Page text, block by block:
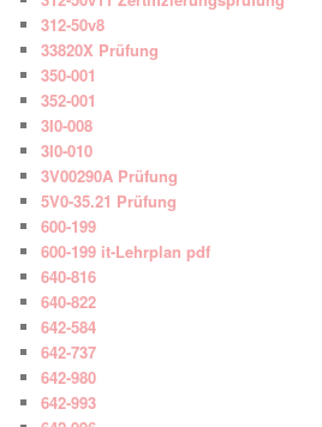
312-50v8
33820X Prüfung
350-001
352-001
3I0-008
3I0-010
3V00290A Prüfung
5V0-35.21 Prüfung
600-199
600-199 it-Lehrplan pdf
640-816
640-822
642-584
642-737
642-980
642-993